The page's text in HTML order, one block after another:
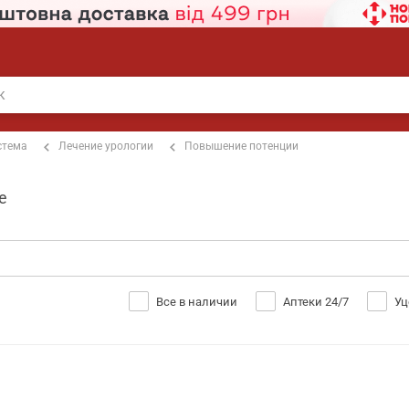
Лечение урологии Повышение потенции
Все в наличии Аптеки 24/7